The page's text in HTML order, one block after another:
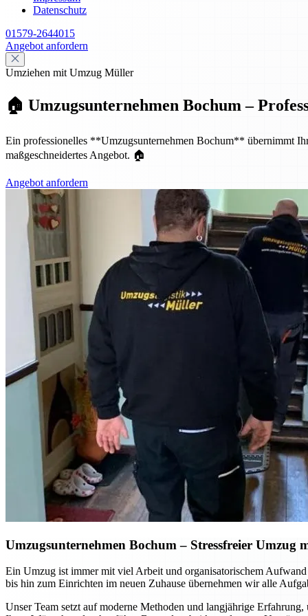
Datenschutz
01579-2644015
Angebot anfordern
Umziehen mit Umzug Müller
🏠 Umzugsunternehmen Bochum –
Ein professionelles **Umzugsunternehmen Bochum** übernimmt
maßgeschneidertes Angebot. 🏠
Angebot anfordern
Umzugsunternehmen Bochum – Stressfreier Umzug
Ein Umzug ist immer mit viel Arbeit und organisatorischem
bis hin zum Einrichten im neuen Zuhause übernehmen wir alle
Unser Team setzt auf moderne Methoden und langjährige